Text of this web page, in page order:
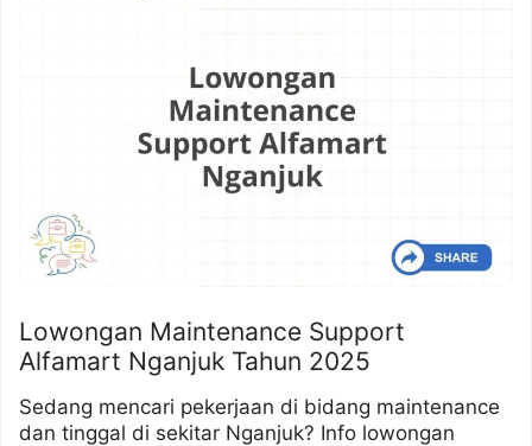
Lowongan Maintenance Support
Alfamart Nganjuk Tahun 2025
Sedang mencari pekerjaan di bidang maintenance
dan tinggal di sekitar Nganjuk? Info lowongan